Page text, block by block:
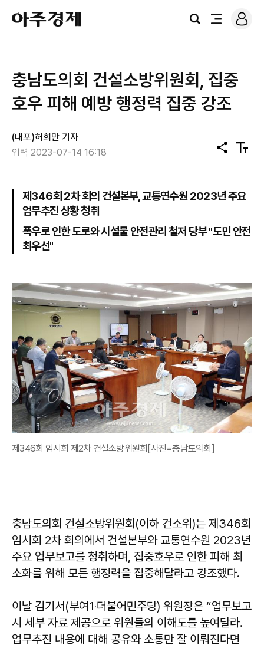
아
주
경
검
전
로
그
충남도의회 건설소방위원회, 집중
호우 피해 예방 행정력 집중 강조
(내포)허희만 기자
입력 2023-07-14 16:18
공
유
텍
스
기
제346회 2차 회의 건설본부, 교통연수원 2023년 주요
업무추진 상황 청취
폭우로 인한 도로와 시설물 안전관리 철저 당부 "도민 안전
최우선"
제346회 임시회 제2차 건설소방위원회[사진=충남도의회]
충남도의회 건설소방위원회(이하 건소위)는 제346회
임시회 2차 회의에서 건설본부와 교통연수원 2023년
주요 업무보고를 청취하며, 집중호우로 인한 피해 최
소화를 위해 모든 행정력을 집중해달라고 강조했다.
이날 김기서(부여1‧더불어민주당) 위원장은 “업무보고
시 세부 자료 제공으로 위원들의 이해도를 높여달라.
업무추진 내용에 대해 공유와 소통만 잘 이뤄진다면